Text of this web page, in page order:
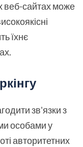
веб-сайтах може
їхнє
зв'язки з
особами у
авторитетних